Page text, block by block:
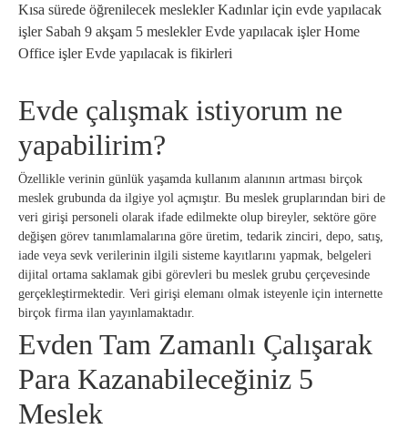
Kısa sürede öğrenilecek meslekler Kadınlar için evde yapılacak
işler Sabah 9 akşam 5 meslekler Evde yapılacak işler Home
Office işler Evde yapılacak is fikirleri
Evde çalışmak istiyorum ne
yapabilirim?
Özellikle verinin günlük yaşamda kullanım alanının artması birçok
meslek grubunda da ilgiye yol açmıştır. Bu meslek gruplarından biri de
veri girişi personeli olarak ifade edilmekte olup bireyler, sektöre göre
değişen görev tanımlamalarına göre üretim, tedarik zinciri, depo, satış,
iade veya sevk verilerinin ilgili sisteme kayıtlarını yapmak, belgeleri
dijital ortama saklamak gibi görevleri bu meslek grubu çerçevesinde
gerçekleştirmektedir. Veri girişi elemanı olmak isteyenle için internette
birçok firma ilan yayınlamaktadır.
Evden Tam Zamanlı Çalışarak
Para Kazanabileceğiniz 5
Meslek